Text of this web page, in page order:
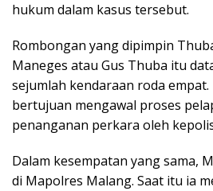
hukum dalam kasus tersebut.
Rombongan yang dipimpin
Maneges atau Gus Thuba itu
sejumlah kendaraan roda
bertujuan mengawal proses
penanganan perkara oleh
Dalam kesempatan yang sama,
di Mapolres Malang. Saat itu ia